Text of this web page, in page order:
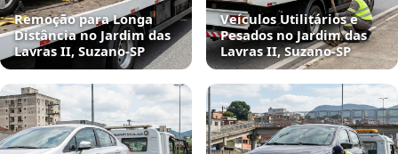
Remoção para Longa
Distância no Jardim das
Lavras II, Suzano‑SP
Veículos Utilitários e
Pesados no Jardim das
Lavras II, Suzano‑SP